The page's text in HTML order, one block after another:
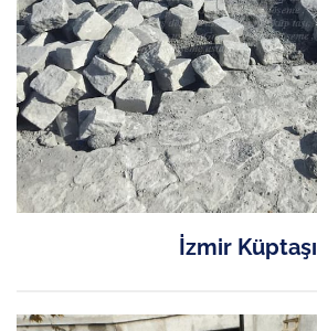
İzmir Küptaşı